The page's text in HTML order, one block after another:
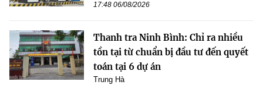
17:48 06/08/2026
Thanh tra Ninh Bình: Chỉ ra nhiều
tồn tại từ chuẩn bị đầu tư đến quyết
toán tại 6 dự án
Trung Hà